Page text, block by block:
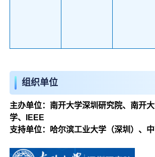
组织单位
主办单位：南开大学深圳研究院、南开
学、IEEE
支持单位：哈尔滨工业大学（深圳）、